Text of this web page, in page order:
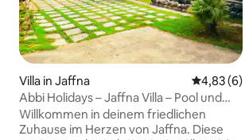
Villa in Jaffna
4,83 (6)
Abbi Holidays – Jaffna Villa – Pool und
Shisha-Bar
Willkommen in deinem friedlichen
Zuhause im Herzen von Jaffna. Diese